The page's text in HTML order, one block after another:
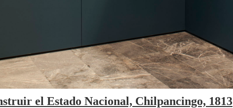
el Estado Nacional, Chilpancingo, 1813